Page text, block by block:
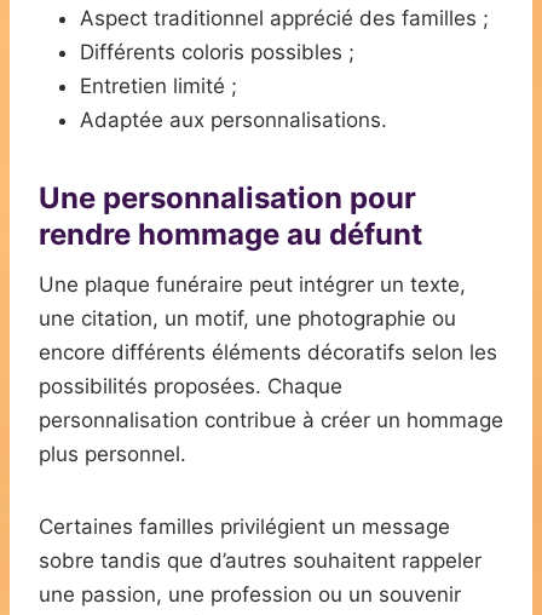
Aspect traditionnel apprécié des familles ;
Différents coloris possibles ;
Entretien limité ;
Adaptée aux personnalisations.
Une personnalisation pour
rendre hommage au défunt
Une plaque funéraire peut intégrer un texte,
une citation, un motif, une photographie ou
encore différents éléments décoratifs selon les
possibilités proposées. Chaque
personnalisation contribue à créer un hommage
plus personnel.
Certaines familles privilégient un message
sobre tandis que d’autres souhaitent rappeler
une passion, une profession ou un souvenir